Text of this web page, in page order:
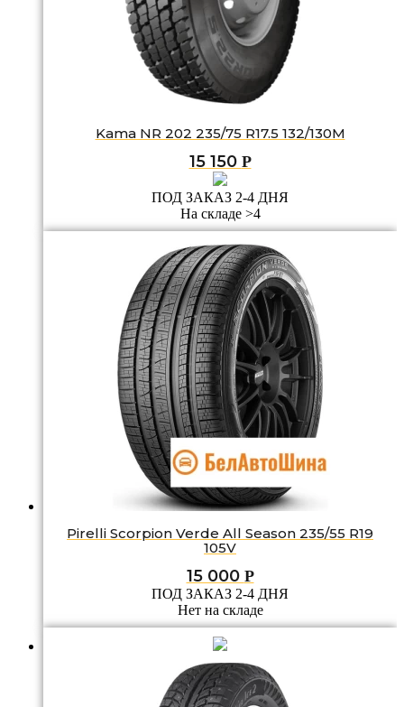
Kama NR 202 235/75 R17.5 132/130M
15 150 Р
ПОД ЗАКАЗ 2-4 ДНЯ
На складе >4
Pirelli Scorpion Verde All Season 235/55 R19
105V
15 000 Р
ПОД ЗАКАЗ 2-4 ДНЯ
Нет на складе